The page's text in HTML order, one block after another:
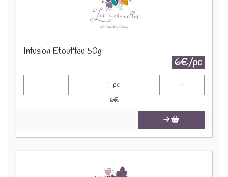
Infusion Etouf'feu 50g
6€/pc
- 1 pc +
6€